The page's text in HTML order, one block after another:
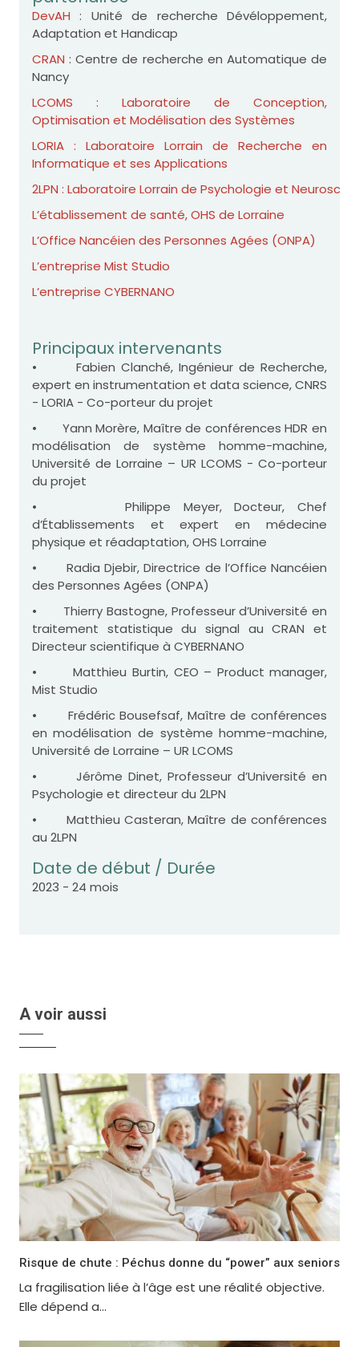
DevAH : Unité de recherche Dévéloppement,
Adaptation et Handicap
CRAN : Centre de recherche en Automatique de
Nancy
LCOMS : Laboratoire de Conception,
Optimisation et Modélisation des Systèmes
LORIA : Laboratoire Lorrain de Recherche en
Informatique et ses Applications
2LPN : Laboratoire Lorrain de Psychologie et
L’établissement de santé, OHS de Lorraine
L’Office Nancéien des Personnes Agées (ONPA)
L’entreprise Mist Studio
L’entreprise CYBERNANO
Principaux intervenants
• Fabien Clanché, Ingénieur de Recherche,
expert en instrumentation et data science, CNRS
- LORIA - Co-porteur du projet
• Yann Morère, Maître de conférences HDR en
modélisation de système homme-machine,
Université de Lorraine – UR LCOMS - Co-porteur
du projet
• Philippe Meyer, Docteur, Chef
d’Établissements et expert en médecine
physique et réadaptation, OHS Lorraine
• Radia Djebir, Directrice de l’Office Nancéien
des Personnes Agées (ONPA)
• Thierry Bastogne, Professeur d’Université en
traitement statistique du signal au CRAN et
Directeur scientifique à CYBERNANO
• Matthieu Burtin, CEO – Product manager,
Mist Studio
• Frédéric Bousefsaf, Maître de conférences
en modélisation de système homme-machine,
Université de Lorraine – UR LCOMS
• Jérôme Dinet, Professeur d’Université en
Psychologie et directeur du 2LPN
• Matthieu Casteran, Maître de conférences
au 2LPN
Date de début / Durée
2023 - 24 mois
A voir aussi
Risque de chute : Péchus donne du “power” aux seniors
La fragilisation liée à l’âge est une réalité objective.
Elle dépend a...